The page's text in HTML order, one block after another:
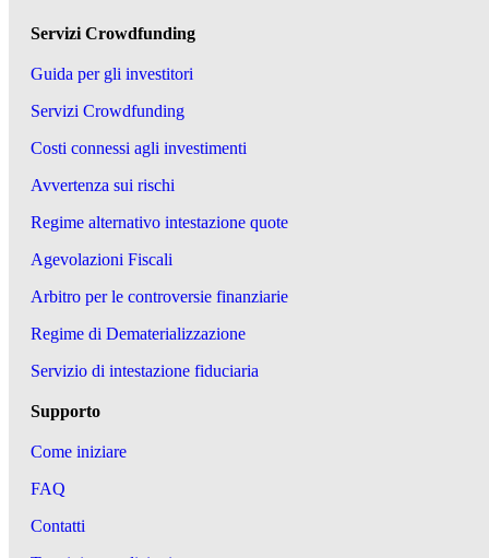
Servizi Crowdfunding
Guida per gli investitori
Servizi Crowdfunding
Costi connessi agli investimenti
Avvertenza sui rischi
Regime alternativo intestazione quote
Agevolazioni Fiscali
Arbitro per le controversie finanziarie
Regime di Dematerializzazione
Servizio di intestazione fiduciaria
Supporto
Come iniziare
FAQ
Contatti